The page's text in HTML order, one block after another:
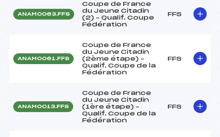
ANAM0063.FFS
Coupe de France
du Jeune Citadin
(2) – Qualif. Coupe
Fédération
FFS
ANAM0061.FFS
Coupe de France
du Jeune Citadin
(2ème étape) –
Qualif. Coupe de la
Fédération
FFS
ANAM0013.FFS
Coupe de France
du Jeune Citadin
(1ère étape) –
Qualif. Coupe de la
Fédération
FFS